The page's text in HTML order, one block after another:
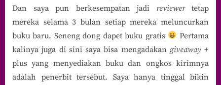
Dan saya pun berkesempatan jadi reviewertetap
mereka selama 3 bulan setiap mereka meluncurkan
buku baru. Seneng dong dapet buku gratis
Pertama
kalinya juga di sini saya bisa mengadakan giveaway +
plus yang menyediakan buku dan ongkos kirimnya
adalah penerbit tersebut. Saya hanya tinggal bikin